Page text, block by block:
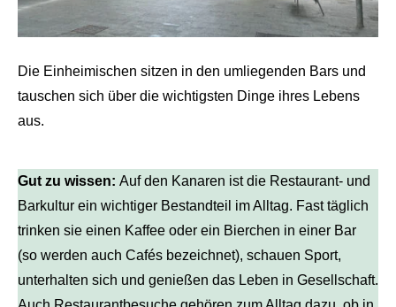
Die Einheimischen sitzen in den umliegenden Bars und
tauschen sich über die wichtigsten Dinge ihres Lebens
aus.
Gut zu wissen: Auf den Kanaren ist die Restaurant- und
Barkultur ein wichtiger Bestandteil im Alltag. Fast täglich
trinken sie einen Kaffee oder ein Bierchen in einer Bar
(so werden auch Cafés bezeichnet), schauen Sport,
unterhalten sich und genießen das Leben in Gesellschaft.